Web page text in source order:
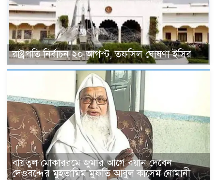
রাষ্ট্রপতি নির্বাচন ২০ আগস্ট, তফসিল ঘোষণা ইসির
বায়তুল মোকাররমে জুমার আগে বয়ান দেবেন
দেওবন্দের মুহতামিম মুফতি আবুল কাসেম নোমানী